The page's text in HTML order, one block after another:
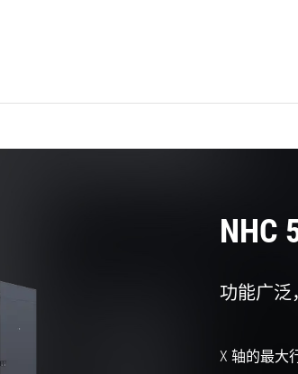
NHC
功能广泛
X 轴的最大